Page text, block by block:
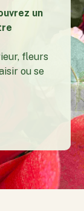
un
fleurs
ou se